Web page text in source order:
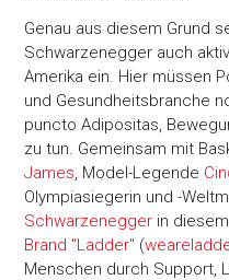
Genau aus diesem Grund
Schwarzenegger auch
Amerika ein. Hier müssen
und Gesundheitsbranche
puncto Adipositas,
zu tun. Gemeinsam mit
James, Model-Legende
Olympiasiegerin und -
Schwarzenegger in
Brand "Ladder" (
Menschen durch Support,